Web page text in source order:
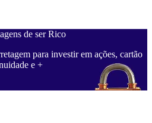
de ser Rico
para investir em ações, cartão
e +